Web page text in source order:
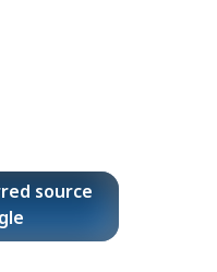
source